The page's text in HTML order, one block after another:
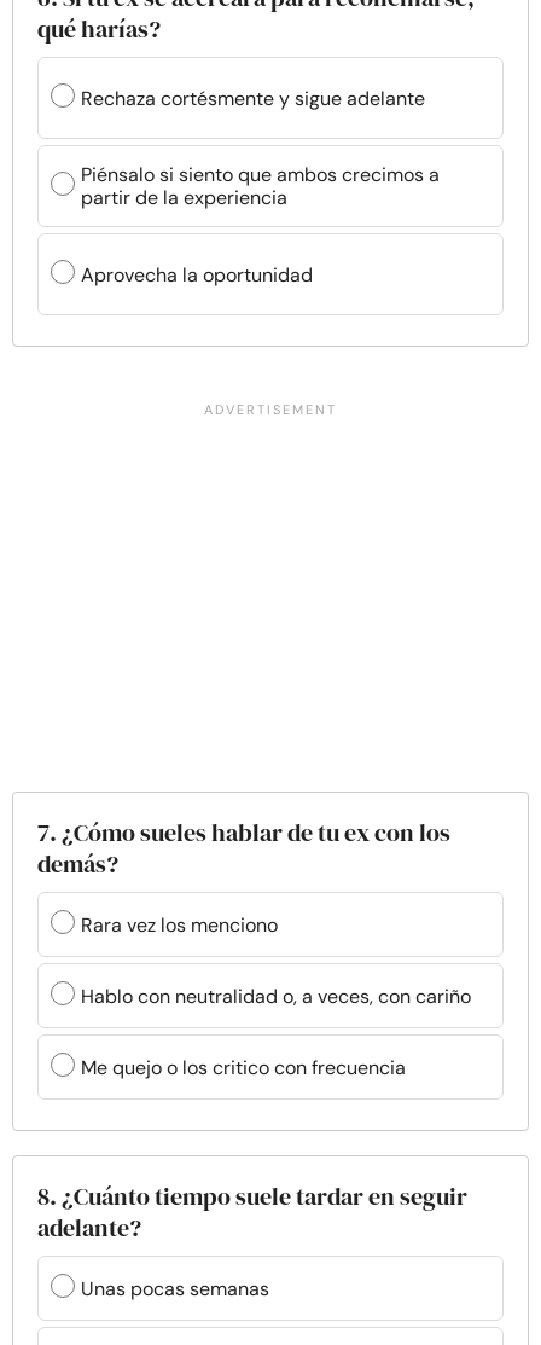
qué harías?
Rechaza cortésmente y sigue adelante
Piénsalo si siento que ambos crecimos a
partir de la experiencia
Aprovecha la oportunidad
7. ¿Cómo sueles hablar de tu ex con los
demás?
Rara vez los menciono
Hablo con neutralidad o, a veces, con cariño
Me quejo o los critico con frecuencia
8. ¿Cuánto tiempo suele tardar en seguir
adelante?
Unas pocas semanas